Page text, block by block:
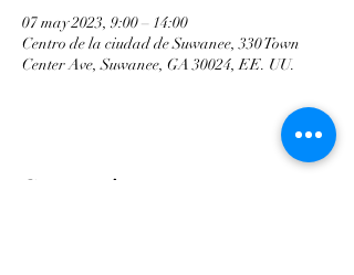
07 may 2023, 9:00 – 14:00
Centro de la ciudad de Suwanee, 330 Town
Center Ave, Suwanee, GA 30024, EE. UU.
Compartir este evento